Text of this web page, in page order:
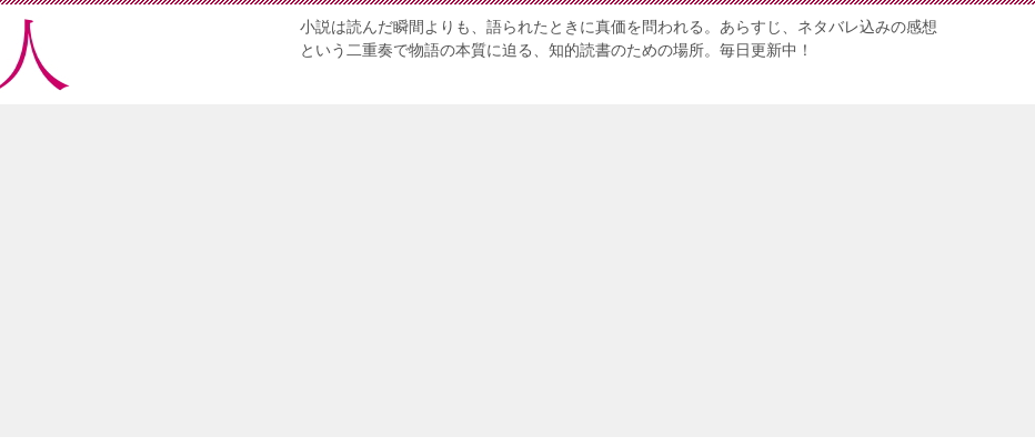
小説は読んだ瞬間よりも、語られたときに真価を問われる。あらすじ、ネタバレ込みの感想
という二重奏で物語の本質に迫る、知的読書のための場所。毎日更新中！